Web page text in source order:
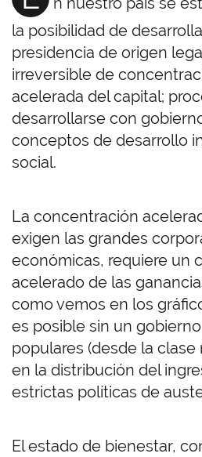
la posibilidad de
presidencia de origen
irreversible de
acelerada del capital;
desarrollarse con
conceptos de desarrollo
social.
La concentración
exigen las grandes
económicas, requiere un
acelerado de las
como vemos en los
es posible sin un
populares (desde la clase
en la distribución del
estrictas políticas de
El estado de bienestar,